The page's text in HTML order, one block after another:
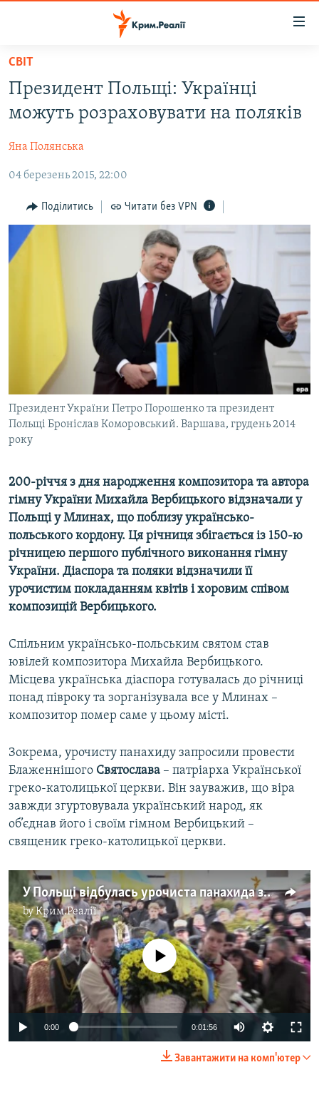
Перейти
основного
матеріалу
Перейти
до
навігації
Перейти
пошуку
ВОДА.КРИМ
ВІДЕО ТА ФОТО
ПОЛІТИКА
БЛОГИ
ПОГЛЯД
ІНТЕРВ'Ю
ВСЕ ЗА ДЕНЬ
СПЕЦПРОЕКТИ
ВІДЕОУРОКИ «ELIFBE»
СВІДЧЕННЯ ОКУПАЦІЇ
УКРАЇНСЬКА ПРОБЛЕМА КРИМУ
ІНФОГРАФІКА
ЯК ОБІЙТИ БЛОКУВАННЯ
Qırımtatar
ДОЛУЧАЙСЯ!
Усі сайти RFE/RL
СВІТ
Президент Польщі: Українці
можуть розраховувати на поляків
Яна Полянська
04 березень 2015, 22:00
Поділитись Читати без VPN
Президент України Петро Порошенко та президент
Польщі Броніслав Коморовський. Варшава, грудень 2014
року
200-річчя з дня народження композитора та автора
гімну України Михайла Вербицького відзначали у
Польщі у Млинах, що поблизу українсько-
польського кордону. Ця річниця збігається із 150-ю
річницею першого публічного виконання гімну
України. Діаспора та поляки відзначили її
урочистим покладанням квітів і хоровим співом
композицій Вербицького.
Спільним українсько-польським святом став
ювілей композитора Михайла Вербицького.
Місцева українська діаспора готувалась до річниці
понад півроку та зорганізувала все у Млинах –
композитор помер саме у цьому місті.
Зокрема, урочисту панахиду запросили провести
Блаженнішого Святослава – патріарха Української
греко-католицької церкви. Він зауважив, що віра
завжди згуртовувала український народ, як
об’єднав його і своїм гімном Вербицький –
священик греко-католицької церкви.
У Польщі відбулась урочиста панахида за композитором Вербицьким
byКрим.Реалії
No media source currently available
0:00 0:01:56
Завантажити на комп'ютер